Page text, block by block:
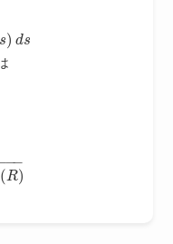
s) ds
(R)
−
−